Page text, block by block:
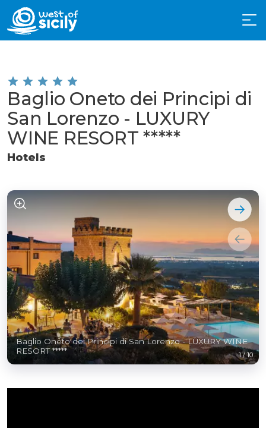
Baglio Oneto dei Principi di
San Lorenzo - LUXURY
WINE RESORT *****
Hotels
Baglio Oneto dei Principi di San Lorenzo - LUXURY WINE
RESORT *****
1/10